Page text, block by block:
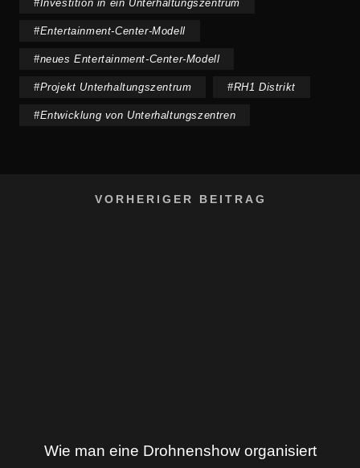
#Investition in ein Unterhaltungszentrum
#Entertainment-Center-Modell
#neues Entertainment-Center-Modell
#Projekt Unterhaltungszentrum #RH1 Distrikt
#Entwicklung von Unterhaltungszentren
VORHERIGER BEITRAG
Wie man eine Drohnenshow organisiert